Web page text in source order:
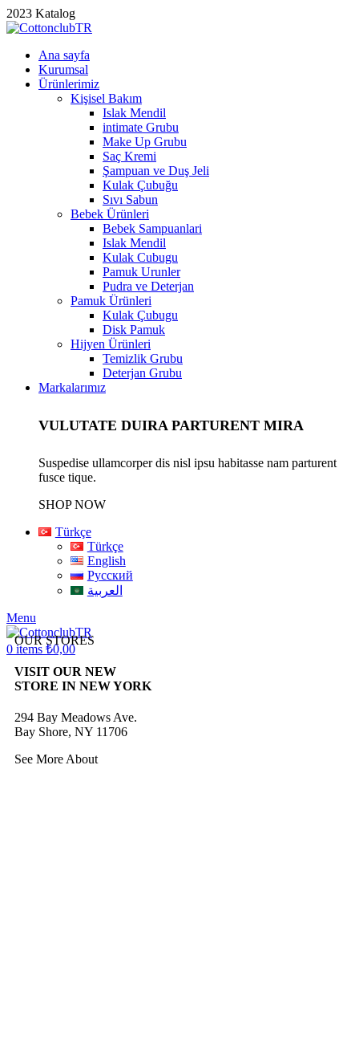
2023 Katalog
Ana sayfa
Kurumsal
Ürünlerimiz
Kişisel Bakım
Islak Mendil
intimate Grubu
Make Up Grubu
Saç Kremi
Şampuan ve Duş Jeli
Kulak Çubuğu
Sıvı Sabun
Bebek Ürünleri
Bebek Sampuanlari
Islak Mendil
Kulak Cubugu
Pamuk Urunler
Pudra ve Deterjan
Pamuk Ürünleri
Kulak Çubugu
Disk Pamuk
Hijyen Ürünleri
Temizlik Grubu
Deterjan Grubu
Markalarımız
VULUTATE DUIRA PARTURENT MIRA
Suspedise ullamcorper dis nisl ipsu habitasse nam parturent
fusce tique.
SHOP NOW
Türkçe
Türkçe
English
Русский
العربية
Menu
0 items ₺0,00
OUR STORES
VISIT OUR NEW
STORE IN NEW YORK
294 Bay Meadows Ave.
Bay Shore, NY 11706
See More About